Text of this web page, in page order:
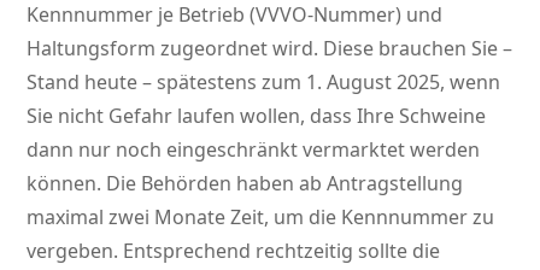
Kennnummer je Betrieb (VVVO-Nummer) und
Haltungsform zugeordnet wird. Diese brauchen Sie –
Stand heute – spätestens zum 1. August 2025, wenn
Sie nicht Gefahr laufen wollen, dass Ihre Schweine
dann nur noch eingeschränkt vermarktet werden
können. Die Behörden haben ab Antragstellung
maximal zwei Monate Zeit, um die Kennnummer zu
vergeben. Entsprechend rechtzeitig sollte die